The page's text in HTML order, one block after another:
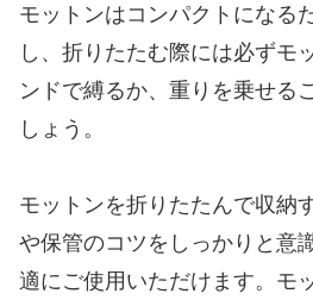
モットンはコンパクトになる
し、折りたたむ際には必ずモ
ンドで縛るか、重りを乗せる
しょう。
モットンを折りたたんで収納
や保管のコツをしっかりと意
適にご使用いただけます。モ